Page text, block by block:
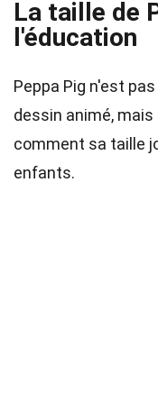
La taille de
l'éducation
Peppa Pig n'est
dessin animé,
comment sa taille
enfants.